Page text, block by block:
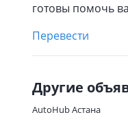
готовы помочь
Перевести
Другие
AutoHub Астана